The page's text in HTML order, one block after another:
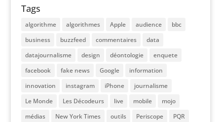
Tags
algorithme algorithmes Apple audience
bbc
business
buzzfeed commentaires
data
datajournalisme
design déontologie
enquete
facebook
fake news Google
information
innovation
instagram iPhone
journalisme
Le Monde
Les Décodeurs live mobile
mojo
médias
New York Times outils Periscope
PQR